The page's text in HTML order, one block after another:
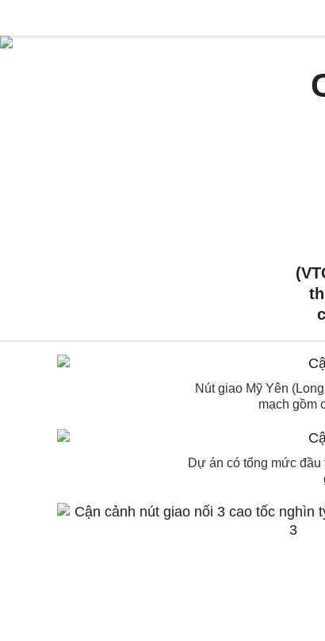
Nút giao Mỹ Yên
mạch gồm
Dự án có tổng mức